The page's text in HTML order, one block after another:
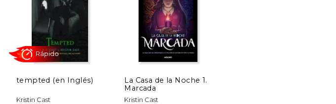
$ 14.00
$ 11.90
15% $ 14.00
$ 11.90
15%
tempted (en Inglés)
Kristin Cast
La Casa de la Noche 1.
Marcada
Kristin Cast